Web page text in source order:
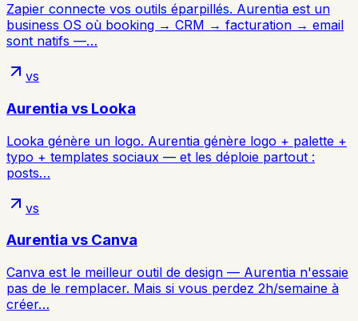
Zapier connecte vos outils éparpillés. Aurentia est un
business OS où booking → CRM → facturation → email
sont natifs —…
vs
Aurentia vs Looka
Looka génère un logo. Aurentia génère logo + palette +
typo + templates sociaux — et les déploie partout :
posts…
vs
Aurentia vs Canva
Canva est le meilleur outil de design — Aurentia n'essaie
pas de le remplacer. Mais si vous perdez 2h/semaine à
créer…